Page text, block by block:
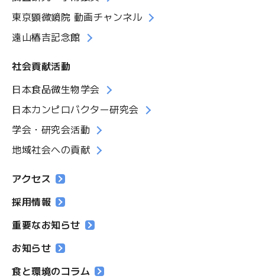
東京顕微鏡院 動画チャンネル
遠山椿吉記念館
社会貢献活動
日本食品微生物学会
日本カンピロバクター研究会
学会・研究会活動
地域社会への貢献
アクセス
採用情報
重要なお知らせ
お知らせ
食と環境のコラム